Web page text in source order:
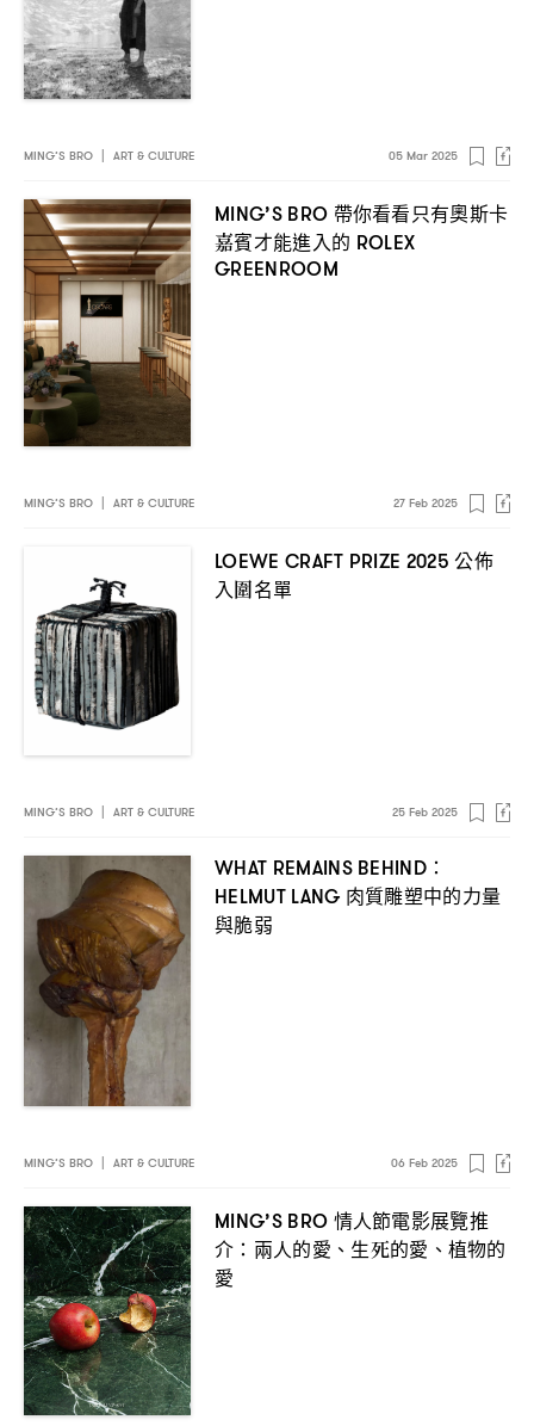
MING’S BRO ART & CULTURE 05 Mar 2025
MING’S BRO 帶你看看只有奧斯卡
嘉賓才能進入的 ROLEX
GREENROOM
MING’S BRO ART & CULTURE 27 Feb 2025
LOEWE CRAFT PRIZE 2025公佈
入圍名單
MING’S BRO ART & CULTURE 25 Feb 2025
WHAT REMAINS BEHIND：
HELMUT LANG 肉質雕塑中的力量
與脆弱
MING’S BRO ART & CULTURE 06 Feb 2025
MING’S BRO 情人節電影展覽推
介 ： 兩人的愛、生死的愛、植物的
愛